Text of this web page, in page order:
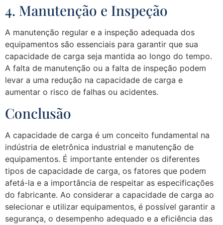
4. Manutenção e Inspeção
A manutenção regular e a inspeção adequada dos
equipamentos são essenciais para garantir que sua
capacidade de carga seja mantida ao longo do tempo.
A falta de manutenção ou a falta de inspeção podem
levar a uma redução na capacidade de carga e
aumentar o risco de falhas ou acidentes.
Conclusão
A capacidade de carga é um conceito fundamental na
indústria de eletrônica industrial e manutenção de
equipamentos. É importante entender os diferentes
tipos de capacidade de carga, os fatores que podem
afetá-la e a importância de respeitar as especificações
do fabricante. Ao considerar a capacidade de carga ao
selecionar e utilizar equipamentos, é possível garantir a
segurança, o desempenho adequado e a eficiência das